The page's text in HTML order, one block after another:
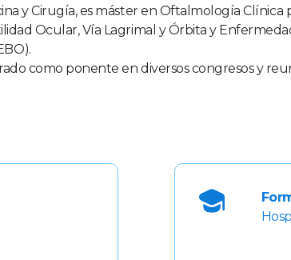
y Cirugía, es máster en Oftalmología
Ocular, Vía Lagrimal y Órbita y
como ponente en diversos congresos y